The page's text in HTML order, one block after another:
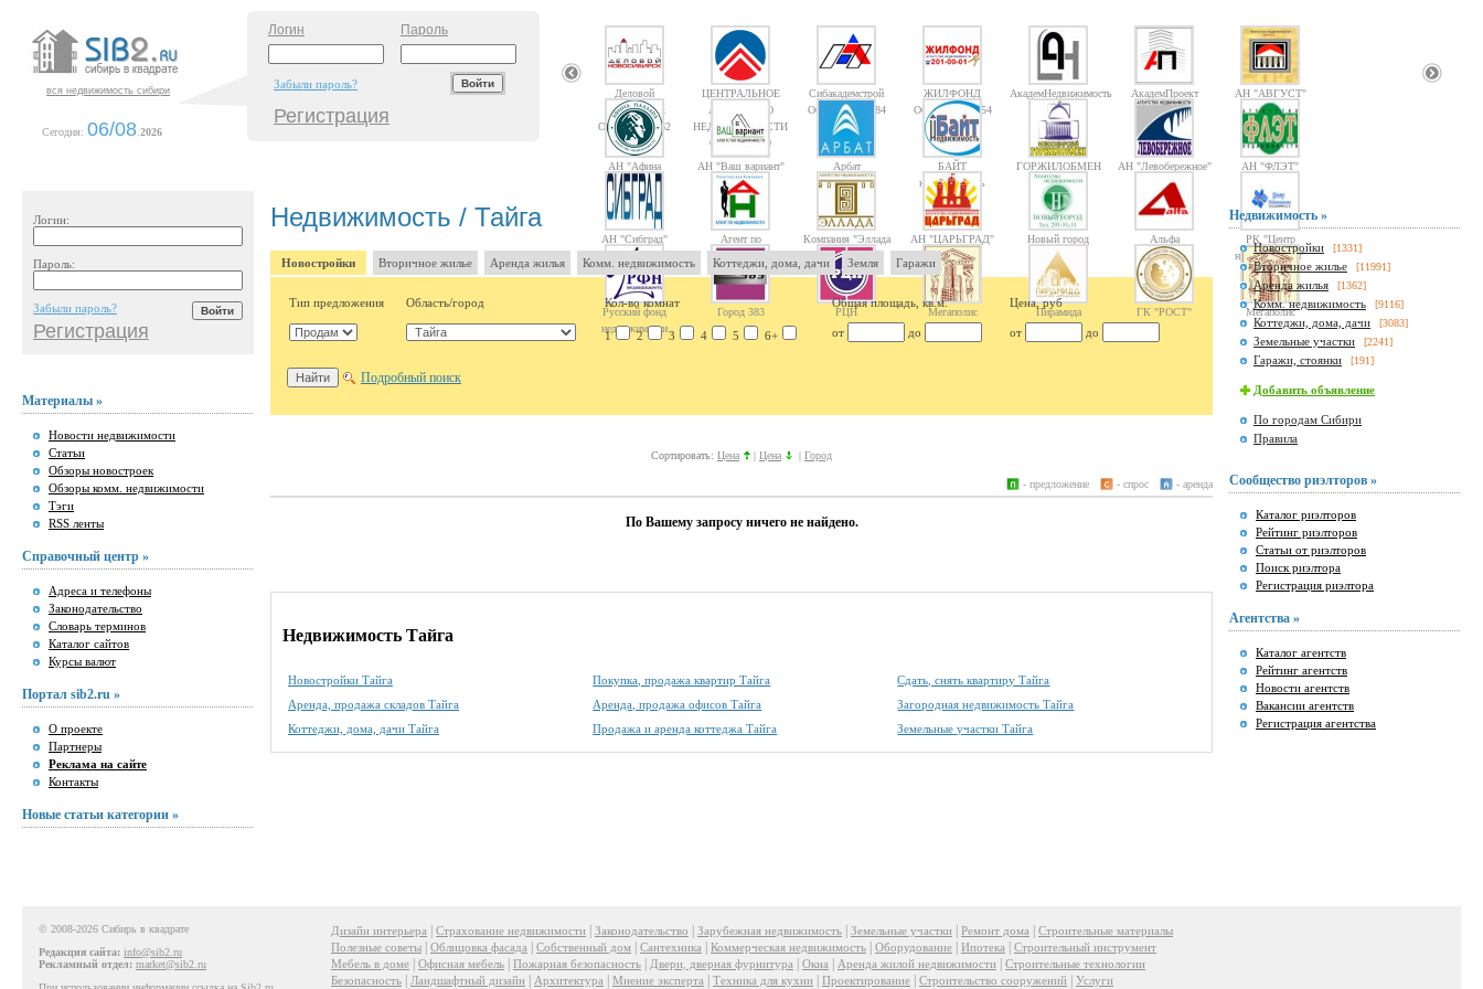
вся недвижимость сибири
Сегодня: 06/08 2026
Логин Пароль
Забыли пароль?
Регистрация
Деловой
Новосибирск
Объектов: 1362
ЦЕНТРАЛЬНОЕ
АГЕНТСТВО
НЕДВИЖИМОСТИ
Объектов: 10
Сибакадемстрой
Объектов: 10084
ЖИЛФОНД
Объектов: 14754
АкадемНедвижимость АкадемПроект АН "АВГУСТ"
АН "Афина
Паллада"
АН "Ваш вариант" Арбат
БАЙТ
недвижимость
ГОРЖИЛОБМЕН АН "Левобережное" АН "ФЛЭТ"
АН "Сибград"
Агент по
Недвижимости
Компания "Эллада
2000"
АН "ЦАРЬГРАД" Новый город Альфа
РК "Центр
недвижимости"
Русский фонд
недвижимости
Город 383 РЦН Мегаполис Пирамида ГК "РОСТ" Мегаполис
Логин:
Пароль:
Забыли пароль?
Регистрация
Материалы »
Новости недвижимости
Статьи
Обзоры новостроек
Обзоры комм. недвижимости
Тэги
RSS ленты
Справочный центр »
Адреса и телефоны
Законодательство
Словарь терминов
Каталог сайтов
Курсы валют
Портал sib2.ru »
О проекте
Партнеры
Реклама на сайте
Контакты
Новые статьи категории »
Недвижимость / Тайга
Новостройки Вторичное жилье Аренда жилья Комм. недвижимость Коттеджи, дома, дачи Земля Гаражи
Тип предложения Область/город Кол-во комнат Общая площадь, кв.м. Цена, руб
1 2 3 4 5 6+ от до от до
Подробный поиск
Сортировать: Цена | Цена | Город
- аренда
- спрос
- предложение
По Вашему запросу ничего не найдено.
Недвижимость Тайга
Новостройки Тайга Покупка, продажа квартир Тайга
Сдать, снять квартиру Тайга
Аренда, продажа складов Тайга
Аренда, продажа офисов Тайга
Загородная недвижимость Тайга
Коттеджи, дома, дачи Тайга
Продажа и аренда коттеджа Тайга Земельные участки Тайга
Недвижимость »
Новостройки [1331]
Вторичное жилье [11991]
Аренда жилья [1362]
Комм. недвижимость [9116]
Коттеджи, дома, дачи [3083]
Земельные участки [2241]
Гаражи, стоянки [191]
Добавить объявление
По городам Сибири
Правила
Сообщество риэлторов »
Каталог риэлторов
Рейтинг риэлторов
Статьи от риэлторов
Поиск риэлтора
Регистрация риэлтора
Агентства »
Каталог агентств
Рейтинг агентств
Новости агентств
Вакансии агентств
Регистрация агентства
© 2008-2026 Сибирь в квадрате
Редакция сайта: info@sib2.ru
Рекламный отдел: market@sib2.ru
Дизайн интерьера Страхование недвижимости Законодательство Зарубежная недвижимость Земельные участки Ремонт дома
Строительные материалы
Полезные советы
Облицовка фасада Собственный дом Сантехника Коммерческая недвижимость Оборудование Ипотека
Строительный инструмент
Мебель в доме
Офисная мебель Пожарная безопасность Двери, дверная фурнитура Окна Аренда жилой недвижимости
Строительные технологии
Безопасность
Ландшафтный дизайн Архитектура Мнение эксперта Техника для кухни Проектирование Строительство сооружений Услуги